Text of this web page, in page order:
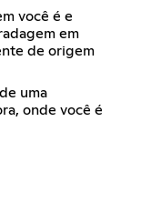
você é e
em
de origem
uma
onde você é